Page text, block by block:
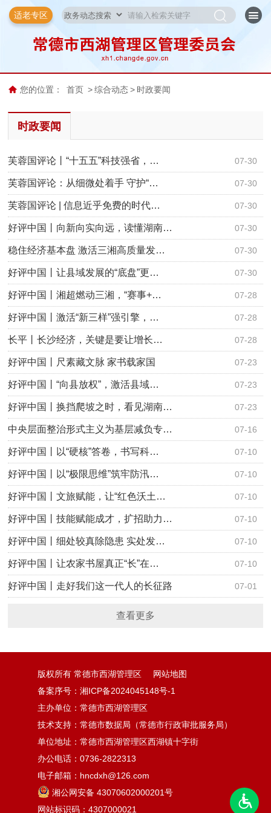
适老专区
您的位置： 首页 > 综合动态 > 时政要闻
时政要闻
07-30
芙蓉国评论丨“十五五”科技强省，…
07-30
芙蓉国评论：从细微处着手 守护“…
07-30
芙蓉国评论 | 信息近乎免费的时代…
07-30
好评中国丨向新向实向远，读懂湖南…
07-30
稳住经济基本盘 激活三湘高质量发…
07-30
好评中国丨让县域发展的“底盘”更…
07-28
好评中国丨湘超燃动三湘，“赛事+…
07-28
好评中国丨激活“新三样”强引擎，…
07-28
长平丨长沙经济，关键是要让增长…
07-23
好评中国丨尺素藏文脉 家书载家国
07-23
好评中国丨“向县放权”，激活县域…
07-23
好评中国丨换挡爬坡之时，看见湖南…
07-16
中央层面整治形式主义为基层减负专…
07-10
好评中国丨以“硬核”答卷，书写科…
07-10
好评中国丨以“极限思维”筑牢防汛…
07-10
好评中国丨文旅赋能，让“红色沃土…
07-10
好评中国丨技能赋能成才，扩招助力…
07-10
好评中国丨细处较真除隐患 实处发…
07-10
好评中国丨让农家书屋真正“长”在…
07-01
好评中国丨走好我们这一代人的长征路
查看更多
版权所有 常德市西湖管理区
网站地图
备案序号：湘ICP备2024045148号-1
主办单位：常德市西湖管理区
技术支持：常德市数据局（常德市行政审批服务局）
单位地址：常德市西湖管理区西湖镇十字街
办公电话：0736-2822313
电子邮箱：hncdxh@126.com
湘公网安备 43070602000201号
网站标识码：4307000021